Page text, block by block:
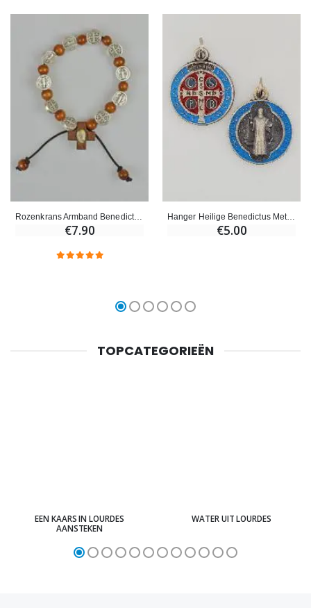
Rozenkrans Armband Benedictus - Medaille Heilige Benedictus
€7.90
Hanger Heilige Benedictus Metaal Kleurig - 21mm
€5.00
TOPCATEGORIEËN
EEN KAARS IN LOURDES
AANSTEKEN
WATER UIT LOURDES